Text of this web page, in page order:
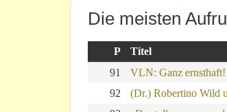
Die meisten
P Titel
91
VLN: Ganz ernsthaft!
92
(Dr.) Robertino Wild